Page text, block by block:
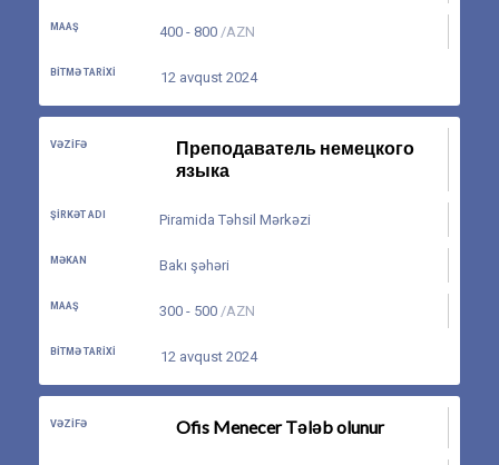
MAAŞ 400 - 800/AZN
BITMƏ TARIXI 12 avqust 2024
VƏZIFƏ
Преподаватель немецкого
языка
ŞIRKƏT ADI Piramida Təhsil Mərkəzi
MƏKAN Bakı şəhəri
MAAŞ 300 - 500/AZN
BITMƏ TARIXI 12 avqust 2024
VƏZIFƏ Ofis Menecer Tələb olunur